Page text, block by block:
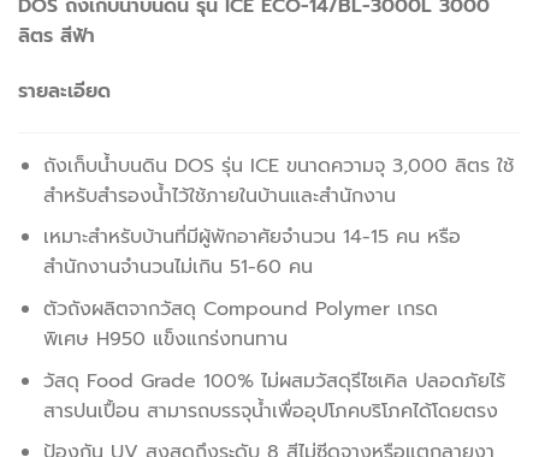
DOS ถังเก็บน้ำบนดิน รุ่น ICE ECO-14/BL-3000L 3000
ลิตร สีฟ้า
รายละเอียด
ถังเก็บน้ำบนดิน DOS รุ่น ICE ขนาดความจุ 3,000 ลิตร ใช้
สำหรับสำรองน้ำไว้ใช้ภายในบ้านและสำนักงาน
เหมาะสำหรับบ้านที่มีผู้พักอาศัยจำนวน 14-15 คน หรือ
สำนักงานจำนวนไม่เกิน 51-60 คน
ตัวถังผลิตจากวัสดุ Compound Polymer เกรด
พิเศษ H950 แข็งแกร่งทนทาน
วัสดุ Food Grade 100% ไม่ผสมวัสดุรีไซเคิล ปลอดภัยไร้
สารปนเปื้อน สามารถบรรจุน้ำเพื่ออุปโภคบริโภคได้โดยตรง